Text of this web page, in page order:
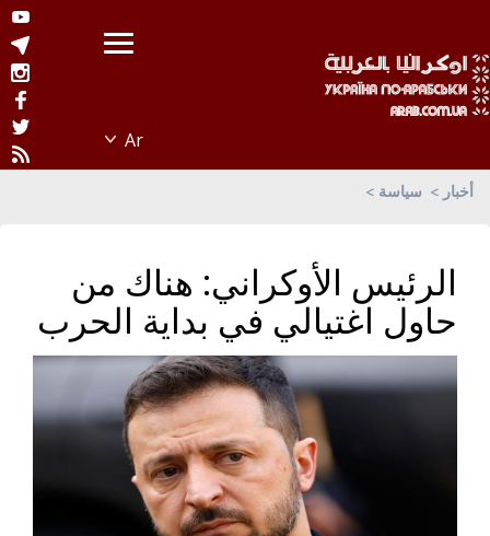
أخبار سياسة
الرئيس الأوكراني: هناك من
حاول اغتيالي في بداية الحرب